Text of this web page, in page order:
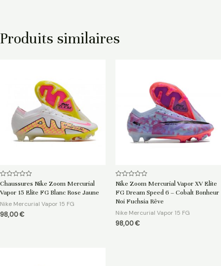
Produits similaires
Note
sur
Chaussures Nike Zoom Mercurial
Vapor 15 Elite FG Blanc Rose Jaune
Nike Mercurial Vapor 15 FG
98,00€
Note
sur
5
Nike Zoom Mercurial Vapor XV Elite
FG Dream Speed 6 – Cobalt Bonheur
Noi Fuchsia Rêve
Nike Mercurial Vapor 15 FG
98,00€